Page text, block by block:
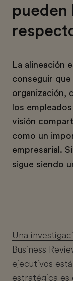
pueden
La alineación
conseguir
organización,
los
visión
como un
empresarial.
sigue siendo
Una
Business
ejecutivos
estratégica es